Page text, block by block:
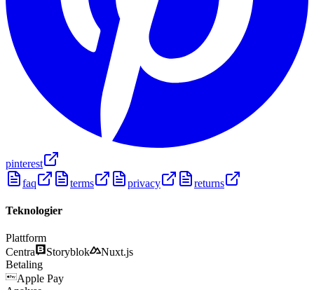
pinterest
faq
terms privacy returns
Teknologier
Plattform
Centra
Storyblok
Nuxt.js
Betaling
Apple Pay